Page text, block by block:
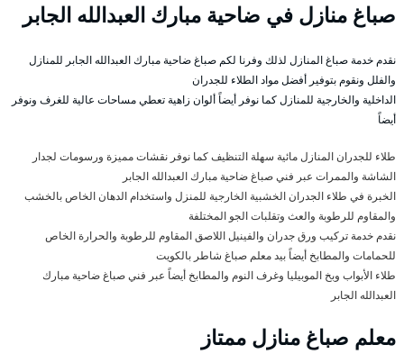
صباغ منازل في ضاحية مبارك العبدالله الجابر
نقدم خدمة صباغ المنازل لذلك وفرنا لكم صباغ ضاحية مبارك العبدالله الجابر للمنازل
والفلل ونقوم بتوفير أفضل مواد الطلاء للجدران
الداخلية والخارجية للمنازل كما نوفر أيضاً ألوان زاهية تعطي مساحات عالية للغرف ونوفر
أيضاً
طلاء للجدران المنازل مائية سهلة التنظيف كما نوفر نقشات مميزة ورسومات لجدار
الشاشة والممرات عبر فني صباغ ضاحية مبارك العبدالله الجابر
الخبرة في طلاء الجدران الخشبية الخارجية للمنزل واستخدام الدهان الخاص بالخشب
والمقاوم للرطوبة والعث وتقلبات الجو المختلفة
نقدم خدمة تركيب ورق جدران والفينيل اللاصق المقاوم للرطوبة والحرارة الخاص
للحمامات والمطابخ أيضاً بيد معلم صباغ شاطر بالكويت
طلاء الأبواب وبخ الموبيليا وغرف النوم والمطابخ أيضاً عبر فني صباغ ضاحية مبارك
العبدالله الجابر
معلم صباغ منازل ممتاز